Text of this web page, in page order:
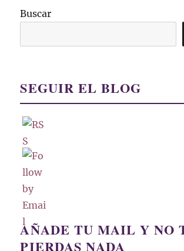
Buscar
SEGUIR EL BLOG
AÑADE TU MAIL Y NO
PIERDAS NADA